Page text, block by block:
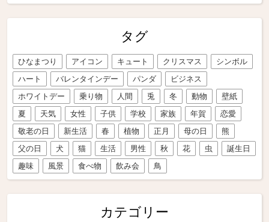
タグ
ひなまつり アイコン キュート クリスマス
シンボル
ハート
バレンタインデー パンダ
ビジネス
ホワイトデー
乗り物 人間 兎 冬 動物
壁紙
夏
天気 女性 子供 学校 家族 年賀
恋愛
敬老の日
新生活 春 植物 正月 母の日
熊
父の日
犬 猫 生活 男性 秋 花 虫
誕生日
趣味
風景 食べ物 飲み会 鳥
カテゴリー